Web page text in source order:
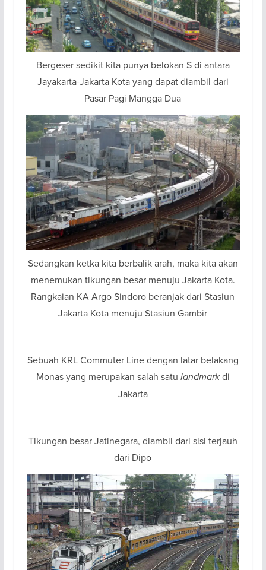
Bergeser sedikit kita punya belokan S di antara
Jayakarta-Jakarta Kota yang dapat diambil dari
Pasar Pagi Mangga Dua
Sedangkan ketka kita berbalik arah, maka kita akan
menemukan tikungan besar menuju Jakarta Kota.
Rangkaian KA Argo Sindoro beranjak dari Stasiun
Jakarta Kota menuju Stasiun Gambir
Sebuah KRL Commuter Line dengan latar belakang
Monas yang merupakan salah satu landmarkdi
Jakarta
Tikungan besar Jatinegara, diambil dari sisi terjauh
dari Dipo